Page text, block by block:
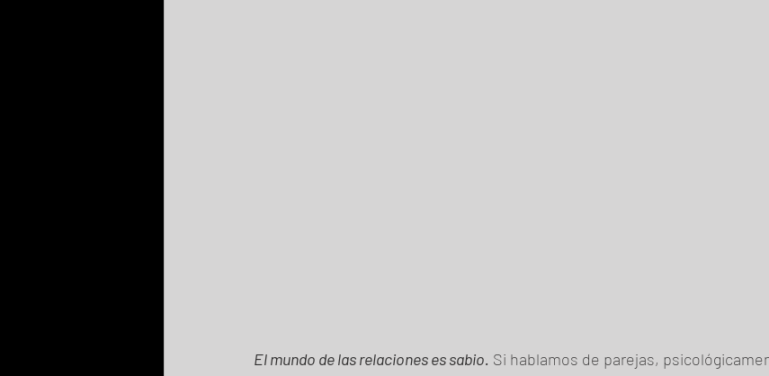
El mundo de las relaciones es sabio. Si hablamos de parejas,